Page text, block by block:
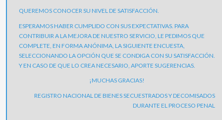
QUEREMOS CONOCER SU NIVEL DE SATISFACCIÓN.
ESPERAMOS HABER CUMPLIDO CON SUS EXPECTATIVAS. PARA
CONTRIBUIR A LA MEJORA DE NUESTRO SERVICIO, LE PEDIMOS QUE
COMPLETE, EN FORMA ANÓNIMA, LA SIGUIENTE ENCUESTA,
SELECCIONANDO LA OPCIÓN QUE SE CONDIGA CON SU SATISFACCIÓN.
Y EN CASO DE QUE LO CREA NECESARIO, APORTE SUGERENCIAS.
¡MUCHAS GRACIAS!
REGISTRO NACIONAL DE BIENES SECUESTRADOS Y DECOMISADOS
DURANTE EL PROCESO PENAL